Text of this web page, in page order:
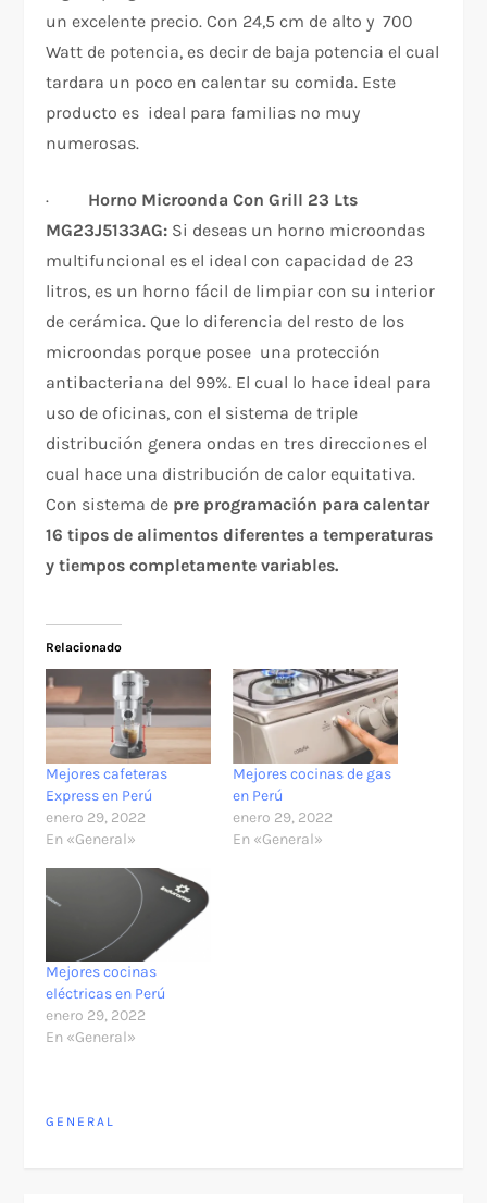
un excelente precio. Con 24,5 cm de alto y 700
Watt de potencia, es decir de baja potencia el cual
tardara un poco en calentar su comida. Este
producto es ideal para familias no muy
numerosas.
· Horno Microonda Con Grill 23 Lts
MG23J5133AG: Si deseas un horno microondas
multifuncional es el ideal con capacidad de 23
litros, es un horno fácil de limpiar con su interior
de cerámica. Que lo diferencia del resto de los
microondas porque posee una protección
antibacteriana del 99%. El cual lo hace ideal para
uso de oficinas, con el sistema de triple
distribución genera ondas en tres direcciones el
cual hace una distribución de calor equitativa.
Con sistema de pre programación para calentar
16 tipos de alimentos diferentes a temperaturas
y tiempos completamente variables.
Relacionado
Mejores cafeteras
Express en Perú
enero 29, 2022
En «General»
Mejores cocinas de gas
en Perú
enero 29, 2022
En «General»
Mejores cocinas
eléctricas en Perú
enero 29, 2022
En «General»
GENERAL